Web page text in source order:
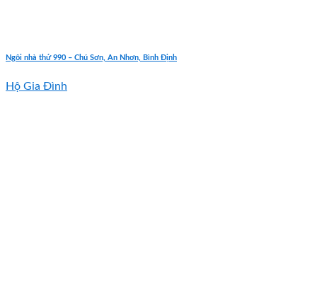
Ngôi nhà thứ 990 – Chú Sơn, An Nhơn, Bình Định
Hộ Gia Đình